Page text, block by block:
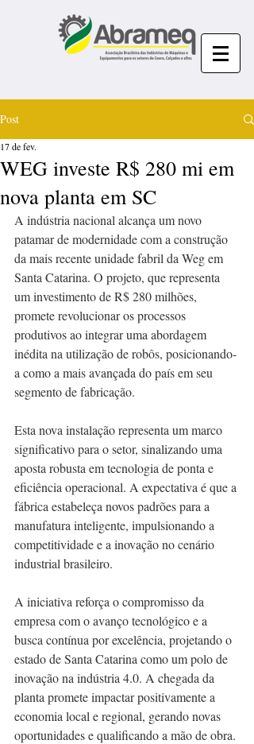
Post
WEG investe R$ 280 mi em
nova planta em SC
17 de fev.
A indústria nacional alcança um novo
patamar de modernidade com a construção
da mais recente unidade fabril da Weg em
Santa Catarina. O projeto, que representa
um investimento de R$ 280 milhões,
promete revolucionar os processos
produtivos ao integrar uma abordagem
inédita na utilização de robôs, posicionando-
a como a mais avançada do país em seu
segmento de fabricação.
Esta nova instalação representa um marco
significativo para o setor, sinalizando uma
aposta robusta em tecnologia de ponta e
eficiência operacional. A expectativa é que a
fábrica estabeleça novos padrões para a
manufatura inteligente, impulsionando a
competitividade e a inovação no cenário
industrial brasileiro.
A iniciativa reforça o compromisso da
empresa com o avanço tecnológico e a
busca contínua por excelência, projetando o
estado de Santa Catarina como um polo de
inovação na indústria 4.0. A chegada da
planta promete impactar positivamente a
economia local e regional, gerando novas
oportunidades e qualificando a mão de obra.